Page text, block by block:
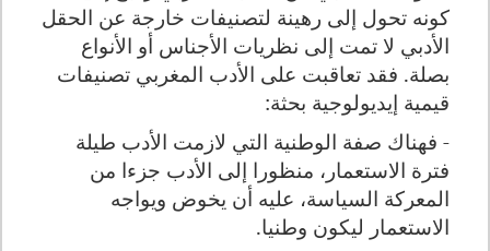
كونه تحول إلى رهينة لتصنيفات خارجة عن الحقل
الأدبي لا تمت إلى نظريات الأجناس أو الأنواع
بصلة. فقد تعاقبت على الأدب المغربي تصنيفات
قيمية إيديولوجية بحثة:
- فهناك صفة الوطنية التي لازمت الأدب طيلة
فترة الاستعمار، منظورا إلى الأدب جزءا من
المعركة السياسة، عليه أن يخوض ويواجه
الاستعمار ليكون وطنيا.